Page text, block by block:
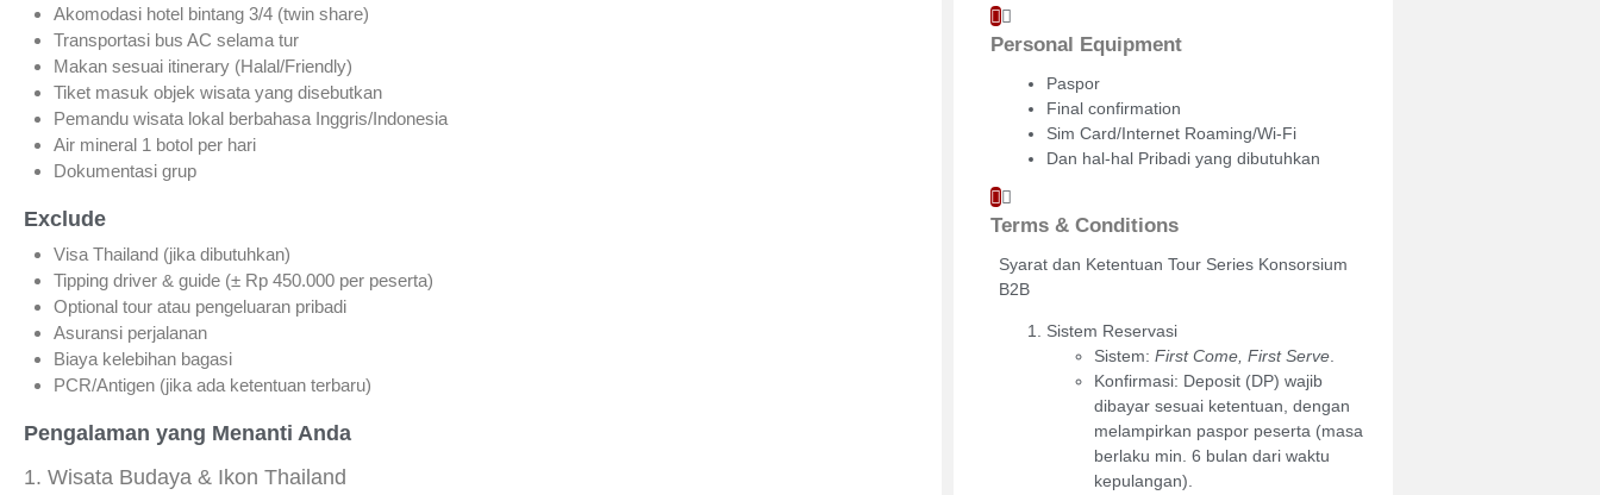
Akomodasi hotel bintang 3/4 (twin share)
Transportasi bus AC selama tur
Makan sesuai itinerary (Halal/Friendly)
Tiket masuk objek wisata yang disebutkan
Pemandu wisata lokal berbahasa Inggris/Indonesia
Air mineral 1 botol per hari
Dokumentasi grup
Exclude
Visa Thailand (jika dibutuhkan)
Tipping driver & guide (± Rp 450.000 per peserta)
Optional tour atau pengeluaran pribadi
Asuransi perjalanan
Biaya kelebihan bagasi
PCR/Antigen (jika ada ketentuan terbaru)
Pengalaman yang Menanti Anda
1. Wisata Budaya & Ikon Thailand
Personal Equipment
Paspor
Final confirmation
Sim Card/Internet Roaming/Wi-Fi
Dan hal-hal Pribadi yang dibutuhkan
Terms & Conditions
Syarat dan Ketentuan Tour Series Konsorsium
B2B
Sistem Reservasi
Sistem: First Come, First Serve.
Konfirmasi: Deposit (DP) wajib
dibayar sesuai ketentuan, dengan
melampirkan paspor peserta (masa
berlaku min. 6 bulan dari waktu
kepulangan).